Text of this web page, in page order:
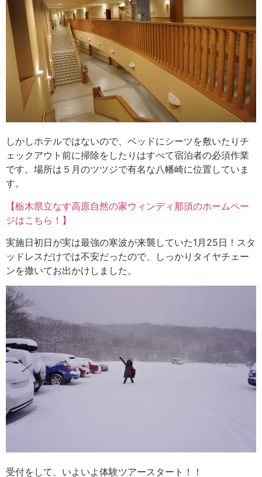
しかしホテルではないので、ベッドにシーツを敷いたりチ
ェックアウト前に掃除をしたりはすべて宿泊者の必須作業
です。場所は５月のツツジで有名な八幡崎に位置していま
す。
【栃木県立なす高原自然の家ウィンディ那須のホームペー
ジはこちら！】
実施日初日が実は最強の寒波が来襲していた1月25日！スタ
ッドレスだけでは不安だったので、しっかりタイヤチェー
ンを撒いてお出かけしました。
受付をして、いよいよ体験ツアースタート！！